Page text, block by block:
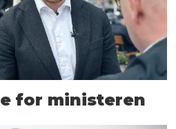
for ministeren